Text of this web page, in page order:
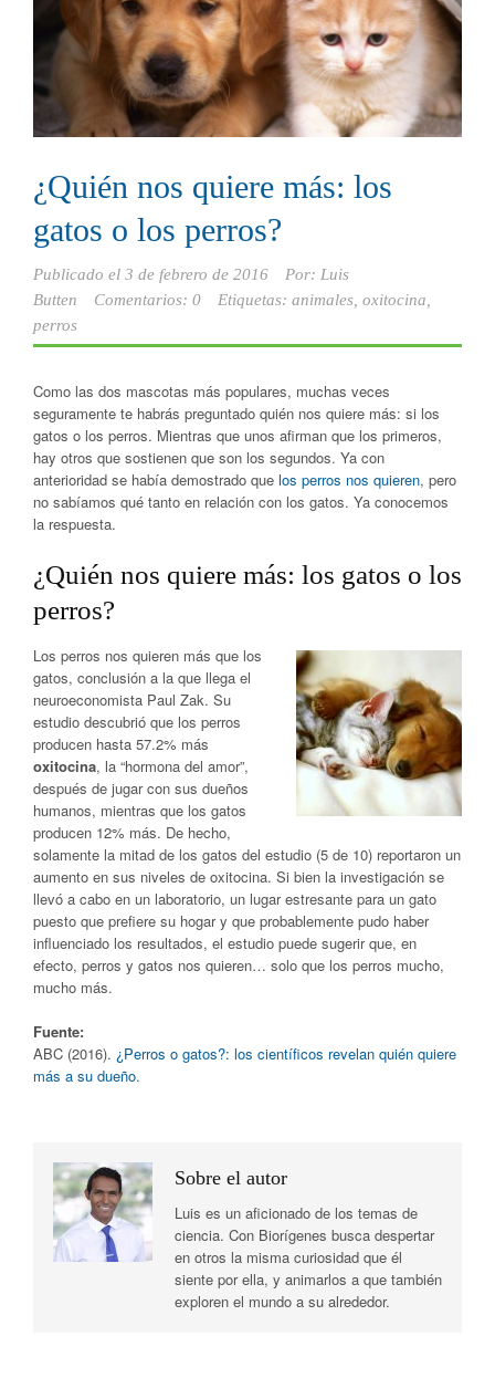
¿Quién nos quiere más: los
gatos o los perros?
Publicado el 3 de febrero de 2016 Por: Luis
Butten
Comentarios: 0 Etiquetas: animales, oxitocina,
perros
Como las dos mascotas más populares, muchas veces
seguramente te habrás preguntado quién nos quiere más: si los
gatos o los perros. Mientras que unos afirman que los primeros,
hay otros que sostienen que son los segundos. Ya con
anterioridad se había demostrado que los perros nos quieren, pero
no sabíamos qué tanto en relación con los gatos. Ya conocemos
la respuesta.
¿Quién nos quiere más: los gatos o los
perros?
Los perros nos quieren más que los
gatos, conclusión a la que llega el
neuroeconomista Paul Zak. Su
estudio descubrió que los perros
producen hasta 57.2% más
oxitocina, la “hormona del amor”,
después de jugar con sus dueños
humanos, mientras que los gatos
producen 12% más. De hecho,
solamente la mitad de los gatos del estudio (5 de 10) reportaron un
aumento en sus niveles de oxitocina. Si bien la investigación se
llevó a cabo en un laboratorio, un lugar estresante para un gato
puesto que prefiere su hogar y que probablemente pudo haber
influenciado los resultados, el estudio puede sugerir que, en
efecto, perros y gatos nos quieren… solo que los perros mucho,
mucho más.
Fuente:
ABC (2016). ¿Perros o gatos?: los científicos revelan quién quiere
más a su dueño.
Sobre el autor
Luis es un aficionado de los temas de
ciencia. Con Biorígenes busca despertar
en otros la misma curiosidad que él
siente por ella, y animarlos a que también
exploren el mundo a su alrededor.